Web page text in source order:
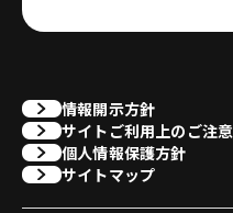
情報開示方針
サイトご利用上のご注意
個人情報保護方針
サイトマップ